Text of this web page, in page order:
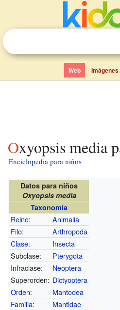
Web Imágenes
Oxyopsis media
Enciclopedia para niños
Datos para niños
Oxyopsis media
Taxonomía
Reino:
Animalia
Filo:
Arthropoda
Clase:
Insecta
Subclase:
Pterygota
Infraclase:
Neoptera
Superorden: Dictyoptera
Orden:
Mantodea
Familia:
Mantidae